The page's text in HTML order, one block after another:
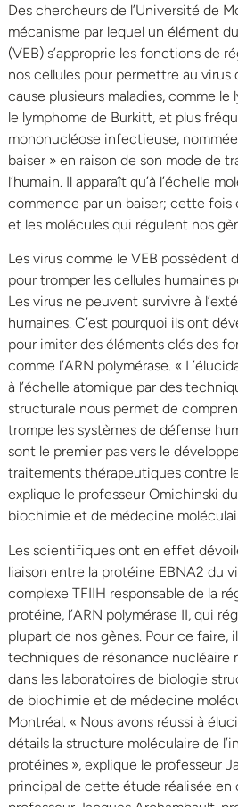
Des chercheurs de l’Université de
mécanisme par lequel un élément
(VEB) s’approprie les fonctions de
nos cellules pour permettre au virus
cause plusieurs maladies, comme
le lymphome de Burkitt, et plus
mononucléose infectieuse,
baiser » en raison de son mode de
l’humain. Il apparaît qu’à l’échelle
commence par un baiser; cette fois
et les molécules qui régulent nos
Les virus comme le VEB possèdent
pour tromper les cellules humaines
Les virus ne peuvent survivre à
humaines. C’est pourquoi ils ont
pour imiter des éléments clés des
comme l’ARN polymérase. «
à l’échelle atomique par des
structurale nous permet de
trompe les systèmes de défense
sont le premier pas vers le
traitements thérapeutiques contre
explique le professeur Omichinski
biochimie et de médecine
Les scientifiques ont en effet
liaison entre la protéine EBNA2 du
complexe TFIIH responsable de la
protéine, l’ARN polymérase II, qui
plupart de nos gènes. Pour ce faire,
techniques de résonance nucléaire
dans les laboratoires de biologie
de biochimie et de médecine
Montréal. « Nous avons réussi à
détails la structure moléculaire de
protéines », explique le professeur
principal de cette étude réalisée en